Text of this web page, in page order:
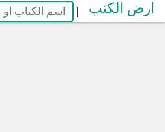
ارض الكتب |